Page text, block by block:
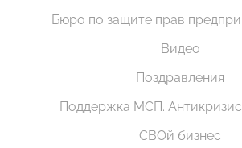
Бюро по защите прав
Видео
Поздравления
Поддержка МСП.
СВОй бизнес